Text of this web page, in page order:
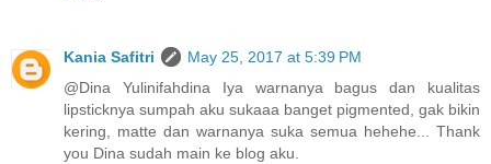
Kania Safitri
May 25, 2017 at 5:39 PM
@Dina Yulinifahdina Iya warnanya bagus dan kualitas
lipsticknya sumpah aku sukaaa banget pigmented, gak bikin
kering, matte dan warnanya suka semua hehehe... Thank
you Dina sudah main ke blog aku.